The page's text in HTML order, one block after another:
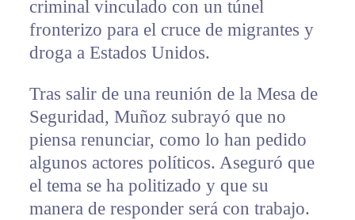
criminal vinculado con un túnel
fronterizo para el cruce de migrantes y
droga a Estados Unidos.
Tras salir de una reunión de la Mesa de
Seguridad, Muñoz subrayó que no
piensa renunciar, como lo han pedido
algunos actores políticos. Aseguró que
el tema se ha politizado y que su
manera de responder será con trabajo.